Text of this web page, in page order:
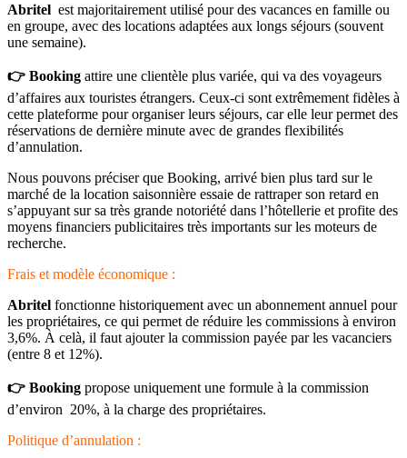
Abritel est majoritairement utilisé pour des vacances en famille ou
en groupe, avec des locations adaptées aux longs séjours (souvent
une semaine).
👉 Booking attire une clientèle plus variée, qui va des voyageurs
d’affaires aux touristes étrangers. Ceux-ci sont extrêmement fidèles à
cette plateforme pour organiser leurs séjours, car elle leur permet des
réservations de dernière minute avec de grandes flexibilités
d’annulation.
Nous pouvons préciser que Booking, arrivé bien plus tard sur le
marché de la location saisonnière essaie de rattraper son retard en
s’appuyant sur sa très grande notoriété dans l’hôtellerie et profite des
moyens financiers publicitaires très importants sur les moteurs de
recherche.
Frais et modèle économique :
Abritel fonctionne historiquement avec un abonnement annuel pour
les propriétaires, ce qui permet de réduire les commissions à environ
3,6%. À celà, il faut ajouter la commission payée par les vacanciers
(entre 8 et 12%).
👉 Booking propose uniquement une formule à la commission
d’environ 20%, à la charge des propriétaires.
Politique d’annulation :